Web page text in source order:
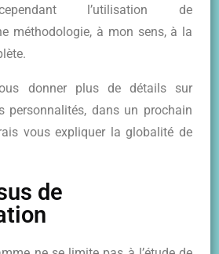
l’utilisation de
méthodologie, à mon sens, à la
donner plus de détails sur
personnalités, dans un prochain
vous expliquer la globalité de
de